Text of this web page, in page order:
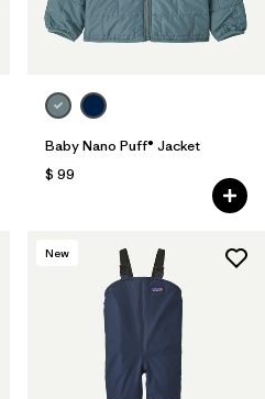
Baby Nano Puff® Jacket
$ 99
New